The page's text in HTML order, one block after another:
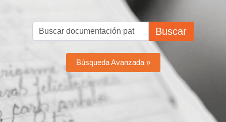
Buscar
Búsqueda Avanzada »